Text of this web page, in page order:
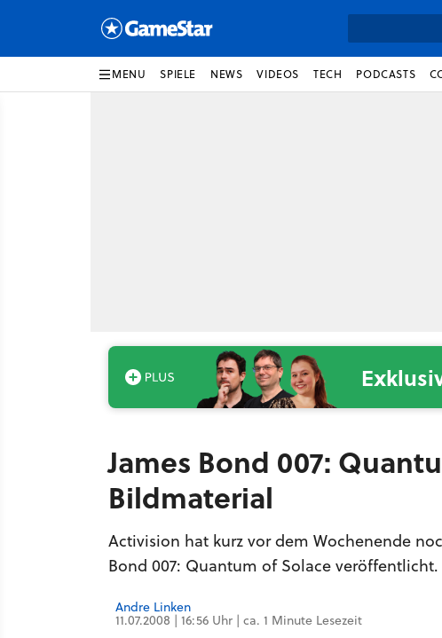
MENU SPIELE NEWS VIDEOS TECH PODCASTS
James Bond 007:
Bildmaterial
Activision hat kurz vor dem Wochenende
Bond 007: Quantum of Solace veröffentlicht.
Andre Linken
11.07.2008 | 16:56 Uhr | ca. 1 Minute Lesezeit